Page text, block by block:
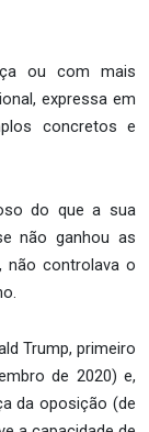
ou com mais
expressa em
concretos e
do que a sua
não ganhou as
não controlava o
Trump, primeiro
de 2020) e,
da oposição (de